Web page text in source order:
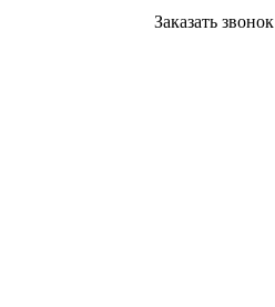
Заказать звонок